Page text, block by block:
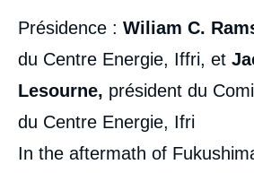
Présidence : Wiliam C.
du Centre Energie, Iffri, et
Lesourne, président du
du Centre Energie, Ifri
In the aftermath of